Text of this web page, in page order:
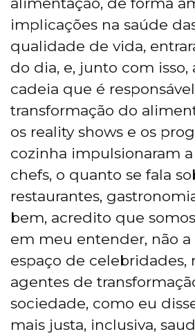
implicações na saúde
qualidade de vida,
do dia, e, junto com isso,
cadeia que é
transformação do
os reality shows e os
cozinha impulsionaram
chefs, o quanto se fala
restaurantes,
bem, acredito que
em meu entender, não
espaço de celebridades,
agentes de
sociedade, como eu
mais justa, inclusiva,